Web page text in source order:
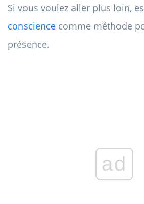
Si vous voulez aller plus loin,
conscience comme méthode
présence.
ad